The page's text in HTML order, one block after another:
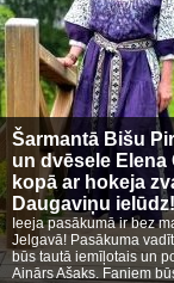
Šarmantā Bišu
un dvēsele Elena
kopā ar hokeja
Daugaviņu
Ieeja pasākumā ir bez
Jelgavā! Pasākuma
būs tautā iemīļotais un
Ainārs Ašaks. Faniem